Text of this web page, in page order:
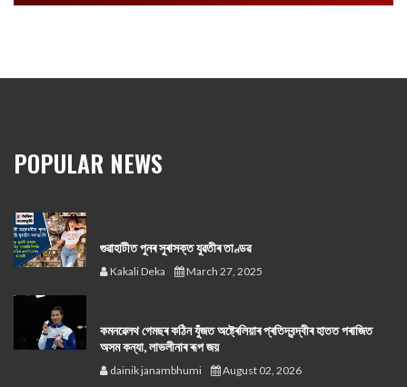
POPULAR NEWS
গুৱাহাটীত পুনৰ সুৰাসক্ত যুৱতীৰ তাণ্ডৱ
Kakali Deka March 27, 2025
কমনৱেলথ গেমছৰ কঠিন যুঁজত অষ্ট্ৰেলিয়াৰ প্ৰতিদ্বন্দ্বীৰ হাতত পৰাজিত
অসম কন্যা, লাভলীনাৰ ৰূপ জয়
dainik janambhumi August 02, 2026